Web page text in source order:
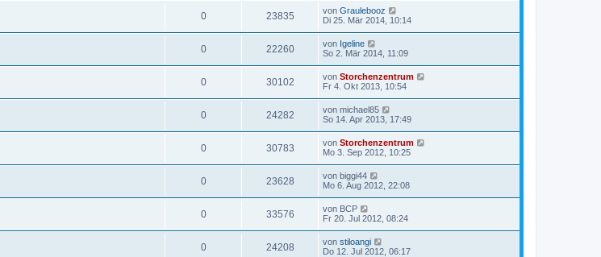
0 23835 von Graulebooz
Di 25. Mär 2014, 10:14
0 22260 von Igeline
So 2. Mär 2014, 11:09
0 30102 von Storchenzentrum
Fr 4. Okt 2013, 10:54
0 24282 von michael85
So 14. Apr 2013, 17:49
0 30783 von Storchenzentrum
Mo 3. Sep 2012, 10:25
0 23628 von biggi44
Mo 6. Aug 2012, 22:08
0 33576 von BCP
Fr 20. Jul 2012, 08:24
0 24208 von stiloangi
Do 12. Jul 2012, 06:17